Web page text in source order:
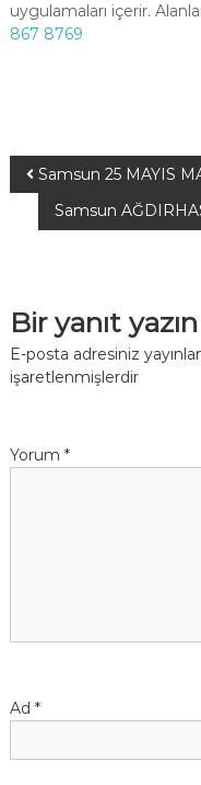
uygulamaları içerir.
867 8769
Samsun 25 MAYIS
Samsun
Bir yanıt yazın
E-posta adresiniz
işaretlenmişlerdir
Yorum *
Ad *